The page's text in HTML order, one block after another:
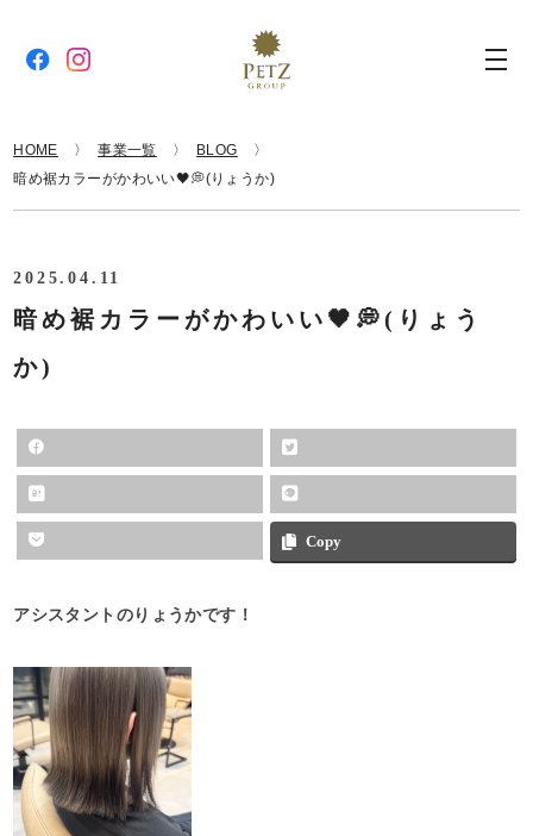
HOME 事業一覧
BLOG
暗め裾カラーがかわいい🖤💭(りょうか)
2025.04.11
暗め裾カラーがかわいい🖤💭(りょう
か)
Copy
アシスタントのりょうかです！